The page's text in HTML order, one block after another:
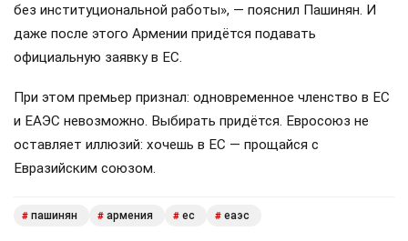
без институциональной работы», — пояснил Пашинян. И
даже после этого Армении придётся подавать
официальную заявку в ЕС.
При этом премьер признал: одновременное членство в ЕС
и ЕАЭС невозможно. Выбирать придётся. Евросоюз не
оставляет иллюзий: хочешь в ЕС — прощайся с
Евразийским союзом.
# пашинян # армения # ес # еаэс